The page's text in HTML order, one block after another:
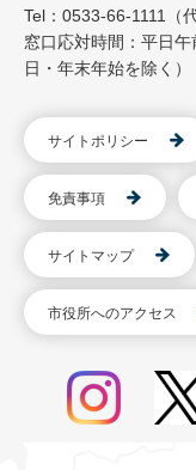
Tel：0533-66-1111（代
窓口応対時間：平日
日・年末年始を除く）
サイトポリシー
免責事項
サイトマップ
市役所へのアクセス